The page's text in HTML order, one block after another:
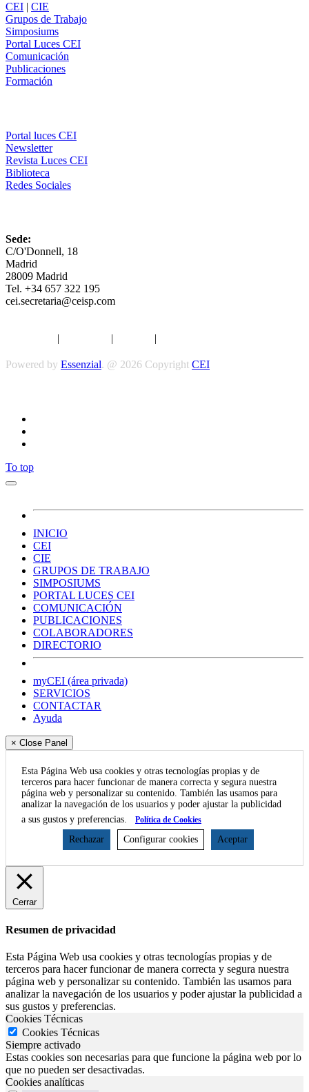
CEI | CIE
Grupos de Trabajo
Simposiums
Portal Luces CEI
Comunicación
Publicaciones
Formación
Portal luces CEI
Newsletter
Revista Luces CEI
Biblioteca
Redes Sociales
Sede:
C/O'Donnell, 18
Madrid
28009 Madrid
Tel. +34 657 322 195
cei.secretaria@ceisp.com
| | |
Powered by Essenzial. @ 2026 Copyright CEI
To top
INICIO
CEI
CIE
GRUPOS DE TRABAJO
SIMPOSIUMS
PORTAL LUCES CEI
COMUNICACIÓN
PUBLICACIONES
COLABORADORES
DIRECTORIO
myCEI (área privada)
SERVICIOS
CONTACTAR
Ayuda
× Close Panel
Esta Página Web usa cookies y otras tecnologías propias y de
terceros para hacer funcionar de manera correcta y segura nuestra
página web y personalizar su contenido. También las usamos para
analizar la navegación de los usuarios y poder ajustar la publicidad
a sus gustos y preferencias.
Política de Cookies
Rechazar Configurar cookies Aceptar
Cerrar
Resumen de privacidad
Esta Página Web usa cookies y otras tecnologías propias y de
terceros para hacer funcionar de manera correcta y segura nuestra
página web y personalizar su contenido. También las usamos para
analizar la navegación de los usuarios y poder ajustar la publicidad a
sus gustos y preferencias.
Cookies Técnicas
Cookies Técnicas
Siempre activado
Estas cookies son necesarias para que funcione la página web por lo
que no pueden ser desactivadas.
Cookies analíticas